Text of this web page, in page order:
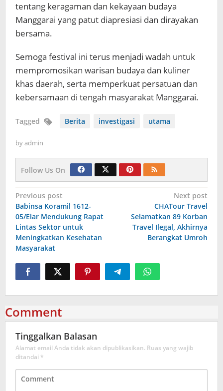
tentang keragaman dan kekayaan budaya
Manggarai yang patut diapresiasi dan dirayakan
bersama.
Semoga festival ini terus menjadi wadah untuk
mempromosikan warisan budaya dan kuliner
khas daerah, serta memperkuat persatuan dan
kebersamaan di tengah masyarakat Manggarai.
Tagged Berita investigasi utama
byadmin
Follow Us On
Navigasi
pos
Previous post
Babinsa Koramil 1612-
05/Elar Mendukung Rapat
Lintas Sektor untuk
Meningkatkan Kesehatan
Masyarakat
Next post
CHATour Travel
Selamatkan 89 Korban
Travel Ilegal, Akhirnya
Berangkat Umroh
Comment
Tinggalkan Balasan
Alamat email Anda tidak akan dipublikasikan. Ruas yang wajib
ditandai *